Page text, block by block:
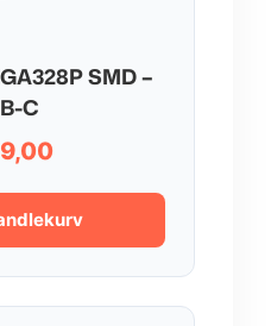
SMD –
C